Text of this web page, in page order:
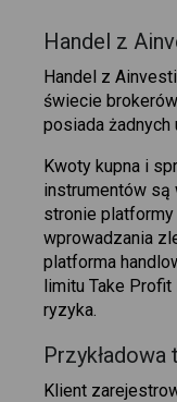
Handel z
Handel z
świecie
posiada żadnych
Kwoty kupna i
instrumentów są
stronie
wprowadzania
platforma
limitu Take
ryzyka.
Przykładowa
Klient